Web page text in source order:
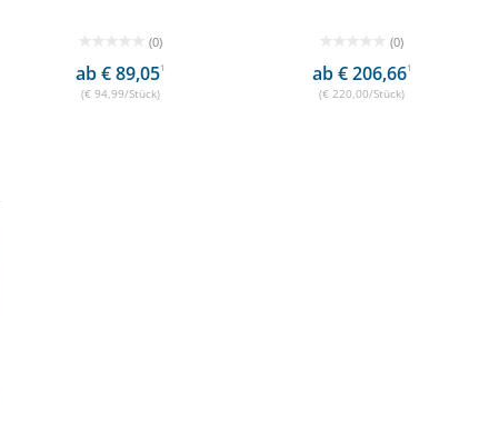
(0)
ab € 89,051
(€ 94,99/Stück)
(0)
ab € 206,661
(€ 220,00/Stück)